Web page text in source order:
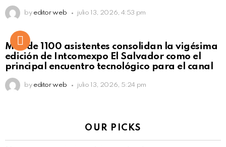
by editor web julio 13, 2026, 4:53 pm
Más de 1100 asistentes consolidan la vigésima
edición de Intcomexpo El Salvador como el
principal encuentro tecnológico para el canal
by editor web julio 13, 2026, 5:24 pm
OUR PICKS